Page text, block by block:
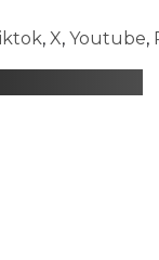
, X, Youtube,